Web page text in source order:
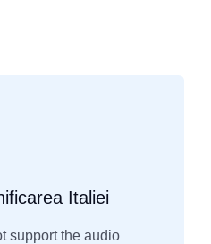
Italiei
support the audio